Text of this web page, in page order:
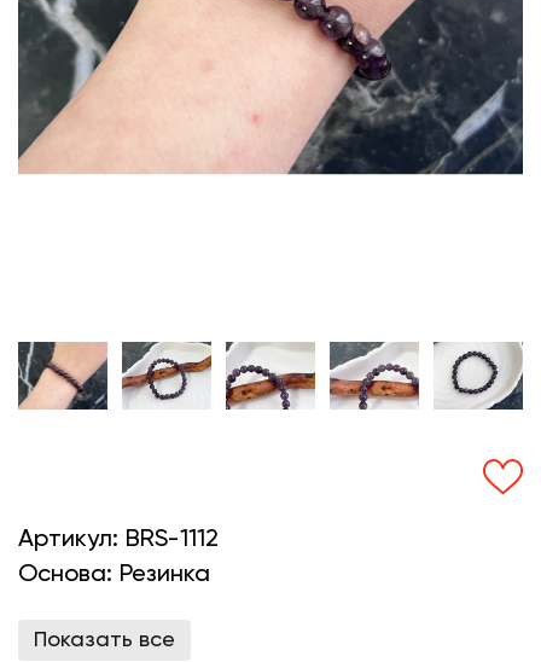
Артикул: BRS-1112
Основа: Резинка
Показать все